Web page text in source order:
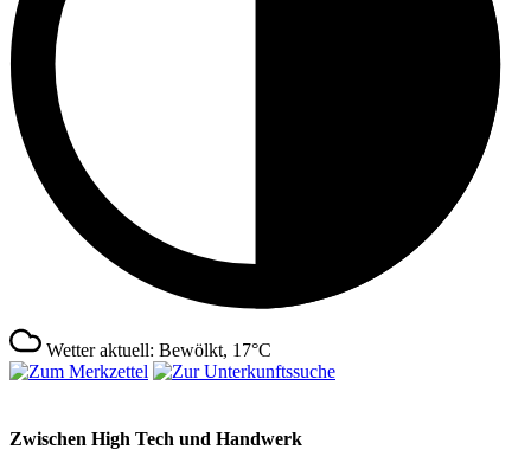
Wetter aktuell: Bewölkt, 17°C
Zwischen High Tech und Handwerk